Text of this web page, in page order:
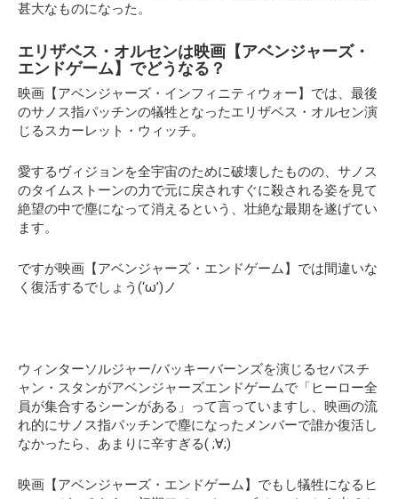
甚大なものになった。
エリザベス・オルセンは映画【アベンジャーズ・
エンドゲーム】でどうなる？
映画【アベンジャーズ・インフィニティウォー】では、最後
のサノス指パッチンの犠牲となったエリザベス・オルセン演
じるスカーレット・ウィッチ。
愛するヴィジョンを全宇宙のために破壊したものの、サノス
のタイムストーンの力で元に戻されすぐに殺される姿を見て
絶望の中で塵になって消えるという、壮絶な最期を遂げてい
ます。
ですが映画【アベンジャーズ・エンドゲーム】では間違いな
く復活するでしょう(‘ω’)ノ
ウィンターソルジャー/バッキーバーンズを演じるセバスチ
ャン・スタンがアベンジャーズエンドゲームで 「ヒーロー全
員が集合するシーンがある」
って言っていますし、映画の流
れ的にサノス指パッチンで塵になったメンバーで誰か復活し
なかったら、あまりに辛すぎる( ;∀;)
映画【アベンジャーズ・エンドゲーム】でもし犠牲になるヒ